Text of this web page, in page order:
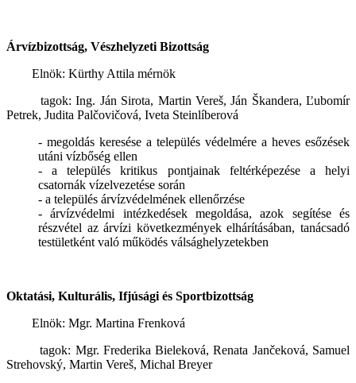
Árvízbizottság, Vészhelyzeti Bizottság
Elnök: Kürthy Attila mérnök
tagok: Ing. Ján Sirota, Martin Vereš, Ján Škandera, Ľubomír
Petrek, Judita Palčovičová, Iveta Steinlíberová
- megoldás keresése a település védelmére a heves esőzések
utáni vízbőség ellen
- a település kritikus pontjainak feltérképezése a helyi
csatornák vízelvezetése során
- a település árvízvédelmének ellenőrzése
- árvízvédelmi intézkedések megoldása, azok segítése és
részvétel az árvízi következmények elhárításában, tanácsadó
testületként való működés válsághelyzetekben
Oktatási, Kulturális, Ifjúsági és Sportbizottság
Elnök: Mgr. Martina Frenková
tagok: Mgr. Frederika Bieleková, Renata Jančeková, Samuel
Strehovský, Martin Vereš, Michal Breyer